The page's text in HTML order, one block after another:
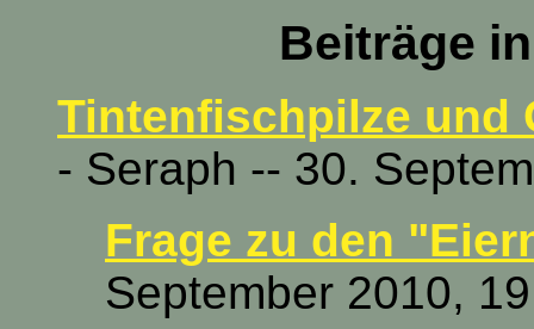
Beiträge
Tintenfischpilze und
- Seraph -- 30.
Frage zu den
September 2010,